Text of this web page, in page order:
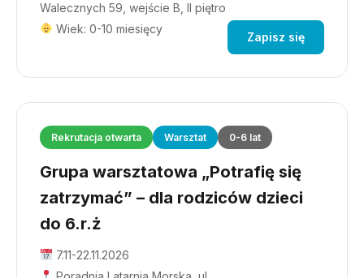
Walecznych 59, wejście B, II piętro
Wiek: 0-10 miesięcy
Zapisz się
Rekrutacja otwarta Warsztat 0-6 lat
Grupa warsztatowa „Potrafię się
zatrzymać” – dla rodziców dzieci
do 6.r.ż
7.11-22.11.2026